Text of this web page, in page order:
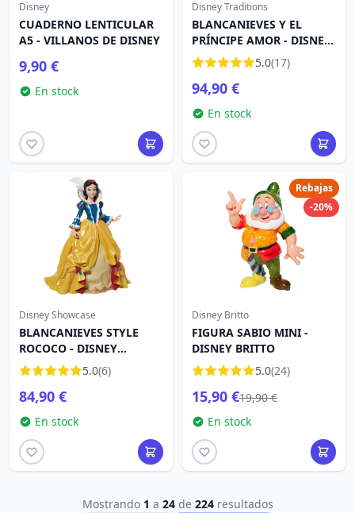
Disney
CUADERNO LENTICULAR
A5 - VILLANOS DE DISNEY
9,90 €
En stock
Disney Traditions
BLANCANIEVES Y EL
PRÍNCIPE AMOR - DISNEY
TRADITIONS5.0(17)
94,90 €
En stock
Disney Showcase
BLANCANIEVES STYLE
ROCOCO - DISNEY
SHOWCASE ALTA
COSTURA
5.0(6)
84,90 €
En stock
Rebajas
-20%
Disney Britto
FIGURA SABIO MINI -
DISNEY BRITTO
5.0(24)
15,90 €19,90 €
En stock
Mostrando 1 a 24de 224resultados